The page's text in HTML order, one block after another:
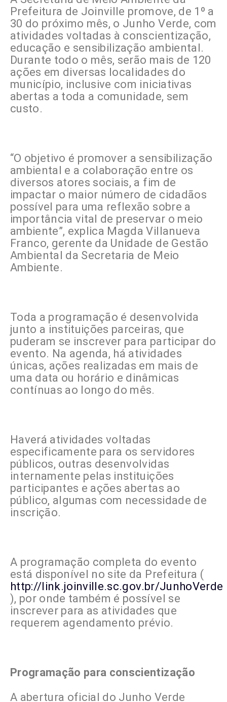
Prefeitura de Joinville promove, de 1º a
30 do próximo mês, o Junho Verde, com
atividades voltadas à conscientização,
educação e sensibilização ambiental.
Durante todo o mês, serão mais de 120
ações em diversas localidades do
município, inclusive com iniciativas
abertas a toda a comunidade, sem
custo.
“O objetivo é promover a sensibilização
ambiental e a colaboração entre os
diversos atores sociais, a fim de
impactar o maior número de cidadãos
possível para uma reflexão sobre a
importância vital de preservar o meio
ambiente”, explica Magda Villanueva
Franco, gerente da Unidade de Gestão
Ambiental da Secretaria de Meio
Ambiente.
Toda a programação é desenvolvida
junto a instituições parceiras, que
puderam se inscrever para participar do
evento. Na agenda, há atividades
únicas, ações realizadas em mais de
uma data ou horário e dinâmicas
contínuas ao longo do mês.
Haverá atividades voltadas
especificamente para os servidores
públicos, outras desenvolvidas
internamente pelas instituições
participantes e ações abertas ao
público, algumas com necessidade de
inscrição.
A programação completa do evento
está disponível no site da Prefeitura (
http://link.joinville.sc.gov.br/JunhoVerde
), por onde também é possível se
inscrever para as atividades que
requerem agendamento prévio.
Programação para conscientização
A abertura oficial do Junho Verde